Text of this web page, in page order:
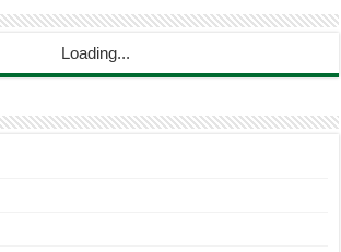
Loading...